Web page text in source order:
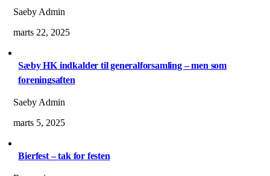
Saeby Admin
marts 22, 2025
Sæby HK indkalder til generalforsamling – men som
foreningsaften
Saeby Admin
marts 5, 2025
Bierfest – tak for festen